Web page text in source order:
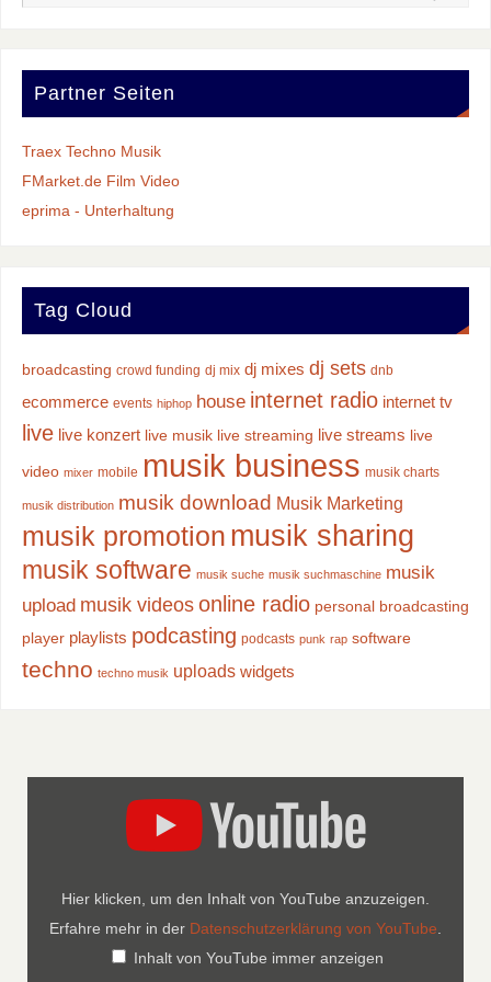
Partner Seiten
Traex Techno Musik
FMarket.de Film Video
eprima - Unterhaltung
Tag Cloud
broadcasting crowd funding dj mix dj mixes dj sets dnb
ecommerce events hiphop house internet radio internet tv
live live konzert live musik live streaming live streams live
video mixer mobile musik business musik charts
musik distribution musik download Musik Marketing
musik promotion musik sharing
musik software musik suche musik suchmaschine musik
upload musik videos online radio personal broadcasting
player playlists podcasting podcasts punk rap software
techno techno musik uploads widgets
Hier klicken, um den Inhalt von YouTube anzuzeigen.
Erfahre mehr in der Datenschutzerklärung von YouTube
Inhalt von YouTube immer anzeigen